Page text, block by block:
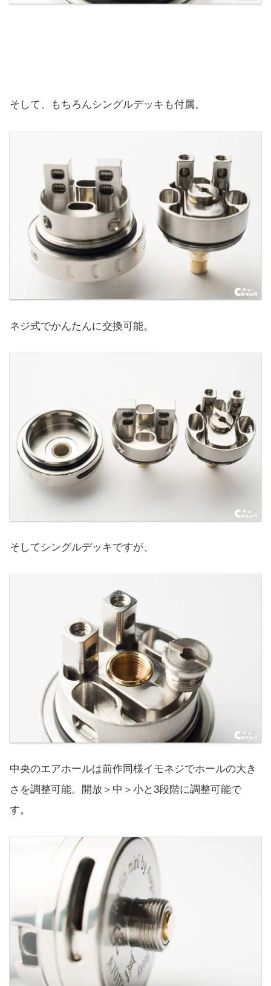
そして、もちろんシングルデッキも付属。
ネジ式でかんたんに交換可能。
そしてシングルデッキですが、
中央のエアホールは前作同様イモネジでホールの大き
さを調整可能。開放＞中＞小と3段階に調整可能で
す。